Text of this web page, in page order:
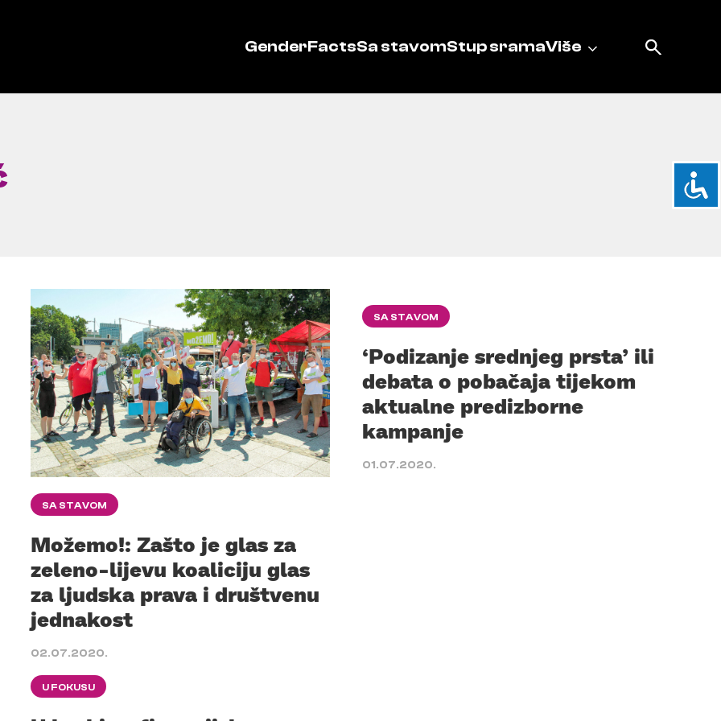
GenderFactsSa stavomStup sramaViše
SA STAVOM
Možemo!: Zašto je glas za
zeleno-lijevu koaliciju glas
za ljudska prava i društvenu
jednakost
02.07.2020.
SA STAVOM
‘Podizanje srednjeg prsta’ ili
debata o pobačaja tijekom
aktualne predizborne
kampanje
01.07.2020.
U FOKUSU